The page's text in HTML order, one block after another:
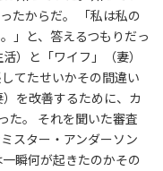
たからだ。 「私は私の
」と、答えるつもりだっ
）と「ワイフ」（妻）
てたせいかその間違い
を改善するために、カ
た。 それを聞いた審査
スター・アンダーソン
瞬何が起きたのかその